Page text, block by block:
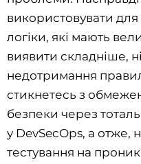
використовувати
логіки, які мають
виявити складніше,
недотримання
стикнетесь з
безпеки через
у DevSecOps, а отже,
тестування на